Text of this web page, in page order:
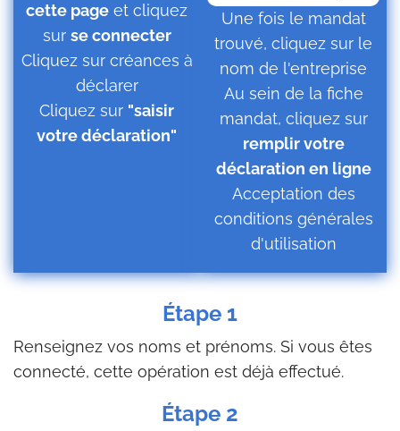
cette page et cliquez
sur se connecter
Cliquez sur créances à
déclarer
Cliquez sur "saisir
votre déclaration"
Une fois le mandat
trouvé, cliquez sur le
nom de l'entreprise
Au sein de la fiche
mandat, cliquez sur
remplir votre
déclaration en ligne
Acceptation des
conditions générales
d'utilisation
Étape 1
Renseignez vos noms et prénoms. Si vous êtes
connecté, cette opération est déjà effectué.
Étape 2